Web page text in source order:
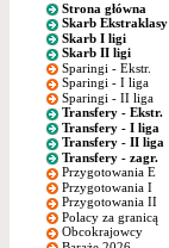
Strona główna
Skarb Ekstraklasy
Skarb I ligi
Skarb II ligi
Sparingi - Ekstr.
Sparingi - I liga
Sparingi - II liga
Transfery - Ekstr.
Transfery - I liga
Transfery - II liga
Transfery - zagr.
Przygotowania E
Przygotowania I
Przygotowania II
Polacy za granicą
Obcokrajowcy